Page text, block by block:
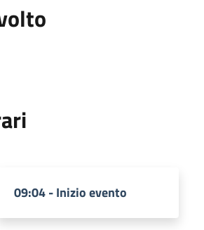
09:04 - Inizio evento